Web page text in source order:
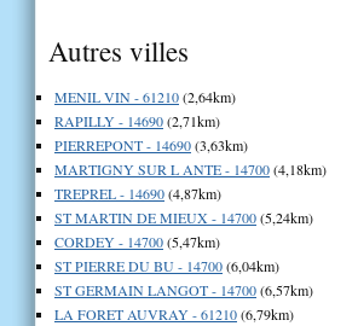
Autres villes
MENIL VIN - 61210(2,64km)
RAPILLY - 14690(2,71km)
PIERREPONT - 14690(3,63km)
MARTIGNY SUR L ANTE - 14700(4,18km)
TREPREL - 14690(4,87km)
ST MARTIN DE MIEUX - 14700(5,24km)
CORDEY - 14700(5,47km)
ST PIERRE DU BU - 14700(6,04km)
ST GERMAIN LANGOT - 14700(6,57km)
LA FORET AUVRAY - 61210(6,79km)